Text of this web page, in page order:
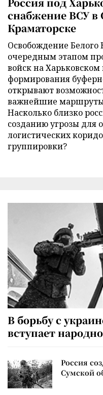
снабжение ВСУ в
Краматорске
Освобождение Белого
очередным этапом
войск на
формирования
открывают
важнейшие
Насколько близко
созданию угрозы для
логистических
группировки?
В борьбу с
вступает
Россия
Сумской